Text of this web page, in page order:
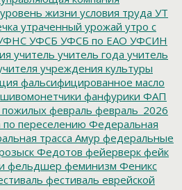
уровень жизни условия труда УТ
утраченный урожай утро с
УФСБ УФСБ по ЕАО УФСИН
учитель учитель года учитель
учреждения культуры
фальсифицированное масло
фанфурики ФАП
февраль февраль_2026
переселению Федеральная
трасса Амур федеральные
Федотов фейерверк фейк
фельдшер феминизм Феникс
фестиваль еврейской